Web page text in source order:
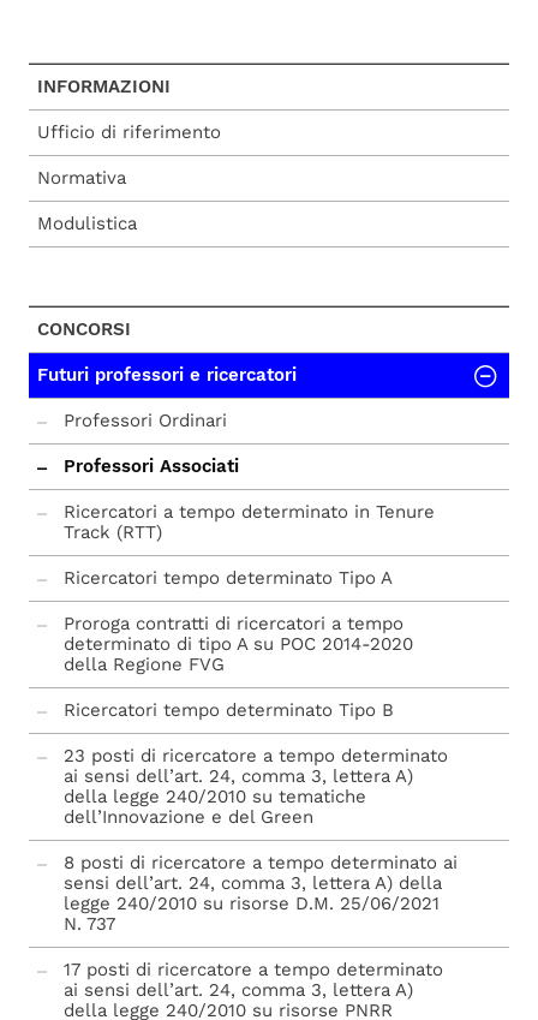
INFORMAZIONI
Ufficio di riferimento
Normativa
Modulistica
CONCORSI
Futuri professori e ricercatori
Professori Ordinari
Professori Associati
Ricercatori a tempo determinato in Tenure
Track (RTT)
Ricercatori tempo determinato Tipo A
Proroga contratti di ricercatori a tempo
determinato di tipo A su POC 2014-2020
della Regione FVG
Ricercatori tempo determinato Tipo B
23 posti di ricercatore a tempo determinato
ai sensi dell’art. 24, comma 3, lettera A)
della legge 240/2010 su tematiche
dell’Innovazione e del Green
8 posti di ricercatore a tempo determinato ai
sensi dell’art. 24, comma 3, lettera A) della
legge 240/2010 su risorse D.M. 25/06/2021
N. 737
17 posti di ricercatore a tempo determinato
ai sensi dell’art. 24, comma 3, lettera A)
della legge 240/2010 su risorse PNRR